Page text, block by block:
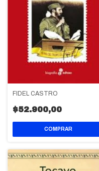
FIDEL CASTRO
$52.900,00